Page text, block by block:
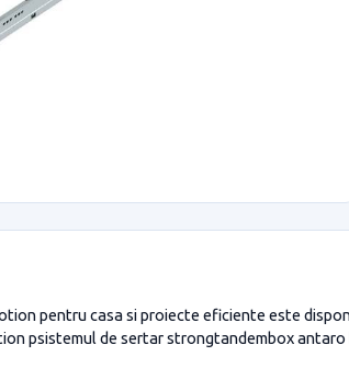
pentru casa si proiecte eficiente este
psistemul de sertar strongtandembox